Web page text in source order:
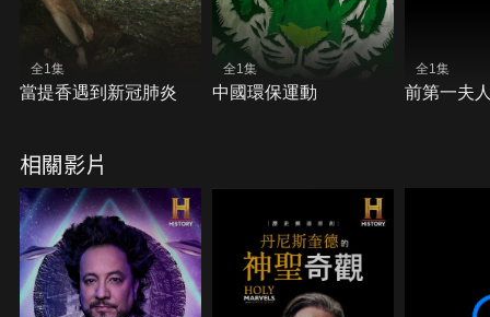
全1集
當提香遇到新冠肺炎
全1集
中國環保運動
全1集
前第一夫
相關影片